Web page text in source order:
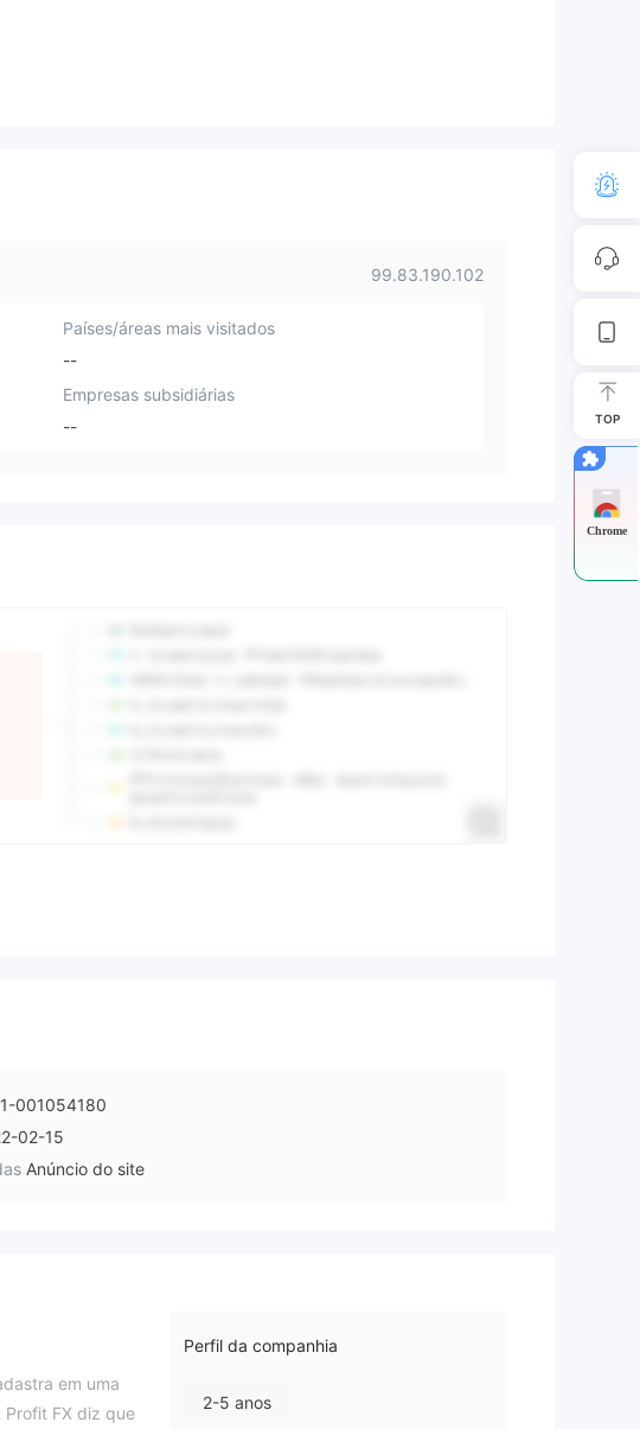
99.83.190.102
Países/áreas mais visitados
--
Empresas subsidiárias
--
001054180
02-15
Anúncio do site
em uma
FX diz que
Perfil da companhia
2-5 anos
TOP
Chrome